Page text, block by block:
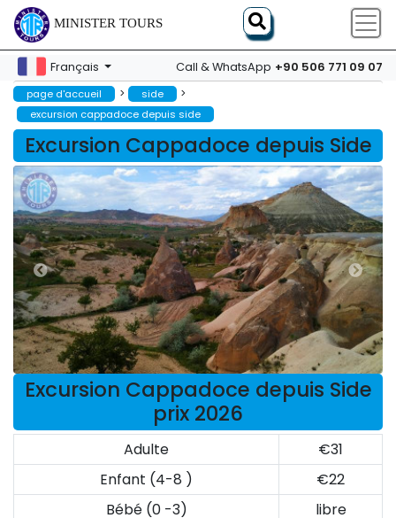
MINISTER TOURS
Français Call & WhatsApp +90 506 771 09 07
page d'accueil > side >
excursion cappadoce depuis side
Excursion Cappadoce depuis Side
Excursion Cappadoce depuis Side
prix 2026
Adulte
€31
Enfant (4-8 )
€22
Bébé (0 -3)
libre